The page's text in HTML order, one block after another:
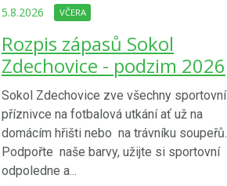
5.8.2026 VČERA
Rozpis zápasů Sokol
Zdechovice - podzim 2026
Sokol Zdechovice zve všechny sportovní
příznivce na fotbalová utkání ať už na
domácím hřišti nebo na trávníku soupeřů.
Podpořte naše barvy, užijte si sportovní
odpoledne a...